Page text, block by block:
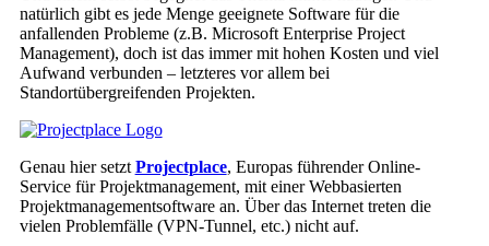
natürlich gibt es jede Menge geeignete Software für die
anfallenden Probleme (z.B. Microsoft Enterprise Project
Management), doch ist das immer mit hohen Kosten und viel
Aufwand verbunden – letzteres vor allem bei
Standortübergreifenden Projekten.
Genau hier setzt Projectplace, Europas führender Online-
Service für Projektmanagement, mit einer Webbasierten
Projektmanagementsoftware an. Über das Internet treten die
vielen Problemfälle (VPN-Tunnel, etc.) nicht auf.